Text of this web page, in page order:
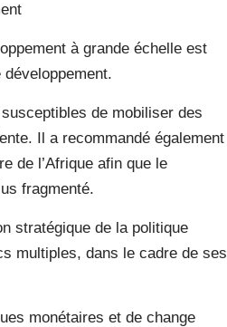
à grande échelle est
de mobiliser des
Il a recommandé également
de l’Afrique afin que le
fragmenté.
stratégique de la politique
multiples, dans le cadre de ses
monétaires et de change